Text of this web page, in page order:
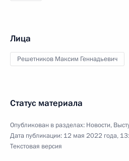
Лица
Решетников Максим Геннадьевич
Статус материала
Опубликован в разделах: Новости,
Дата публикации: 12 мая 2022 года,
Текстовая версия